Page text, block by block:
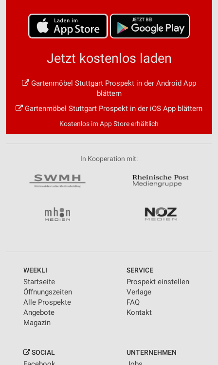
Jetzt kostenlos laden
Gartenmöbel Stuttgart Prospekt in der Android App
blättern
Gartenmöbel Stuttgart Prospekt in der iOS App blättern
Kostenlos im App Store erhältlich
In Kooperation mit:
WEEKLI
Startseite
Öffnungszeiten
Alle Prospekte
Angebote
Magazin
SERVICE
Prospekt einstellen
Verlage
FAQ
Kontakt
SOCIAL UNTERNEHMEN